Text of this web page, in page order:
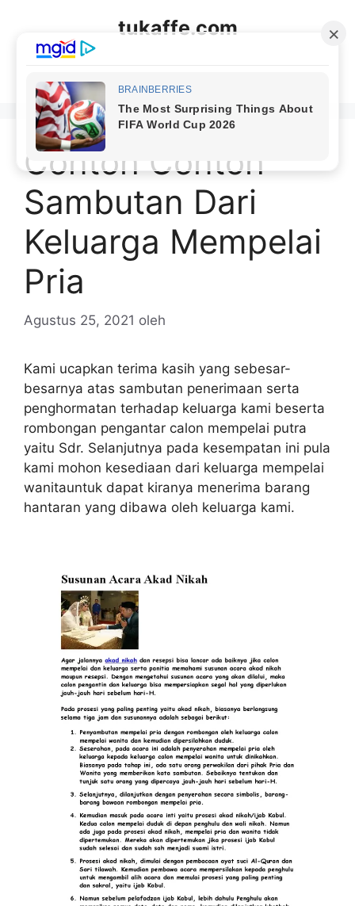
tukaffe.com
Contoh Contoh
Sambutan Dari
Keluarga Mempelai
Pria
Agustus 25, 2021 oleh
Kami ucapkan terima kasih yang sebesar-
besarnya atas sambutan penerimaan serta
penghormatan terhadap keluarga kami beserta
rombongan pengantar calon mempelai putra
yaitu Sdr. Selanjutnya pada kesempatan ini pula
kami mohon kesediaan dari keluarga mempelai
wanitauntuk dapat kiranya menerima barang
hantaran yang dibawa oleh keluarga kami.